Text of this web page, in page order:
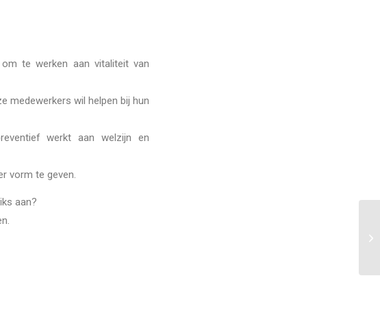
te werken aan vitaliteit van
medewerkers wil helpen bij hun
werkt aan welzijn en
vorm te geven.
aan?